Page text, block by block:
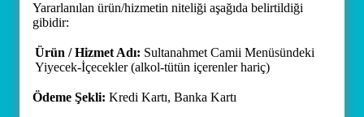
Yararlanılan ürün/hizmetin niteliği aşağıda belirtildiği
gibidir:
Ürün / Hizmet Adı: Sultanahmet Camii Menüsündeki
Yiyecek-İçecekler (alkol-tütün içerenler hariç)
Ödeme Şekli: Kredi Kartı, Banka Kartı